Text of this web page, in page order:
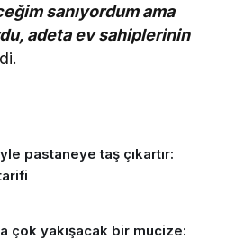
sanıyordum ama
adeta ev sahiplerinin
pastaneye taş çıkartır:
çok yakışacak bir mucize: